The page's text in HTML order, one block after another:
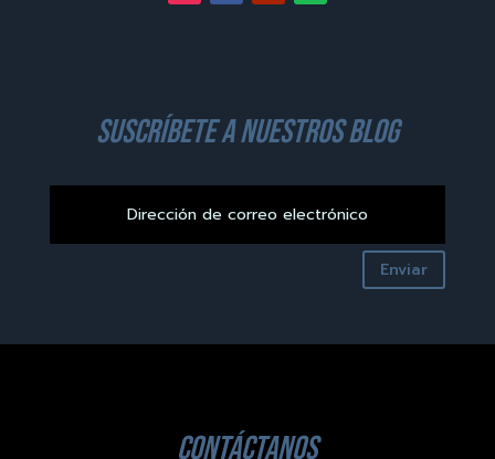
suscríbete a nuestros blog
Enviar
contáctanos